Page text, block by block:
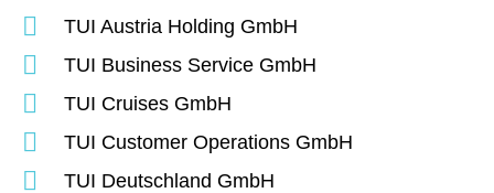
TUI Austria Holding GmbH
TUI Business Service GmbH
TUI Cruises GmbH
TUI Customer Operations GmbH
TUI Deutschland GmbH